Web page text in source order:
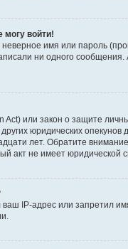
могу войти!
имя или пароль
ни одного
Act) или закон о защите
юридических
лет. Обратите
акт не имеет юридической
IP-адрес или запретил